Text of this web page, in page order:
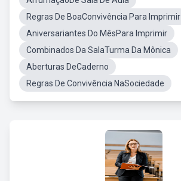
Regras De BoaConvivência Para Imprimir
Aniversariantes Do MêsPara Imprimir
Combinados Da SalaTurma Da Mônica
Aberturas DeCaderno
Regras De Convivência NaSociedade